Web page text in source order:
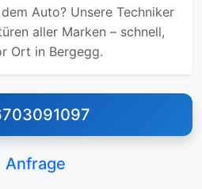
Auto? Unsere Techniker
aller Marken – schnell,
Ort in Bergegg.
Anfrage